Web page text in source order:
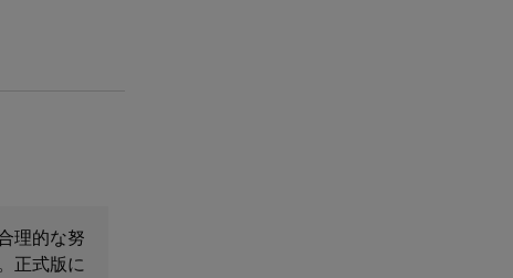
理的な努
正式版に